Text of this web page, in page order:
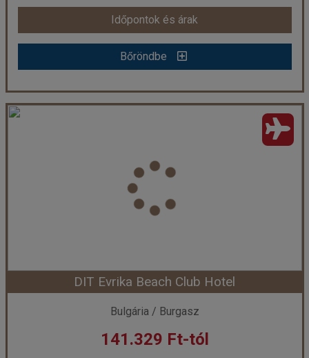
Időpontok és árak
Bőröndbe
Időpontok és árak
Bőröndbe
H10 Delfin Adults Only
Város:Salou
Utazás módja:
Repülővel
Ellátás:
Szálláskategória:Hotel ****
Szoba Kétszemélyes Erkély
Időpont: 2026-10-04 | 3 éj
már 140.669 Ft-tól
DIT Evrika Beach Club Hotel
Bulgária / Burgasz
141.329 Ft-tól